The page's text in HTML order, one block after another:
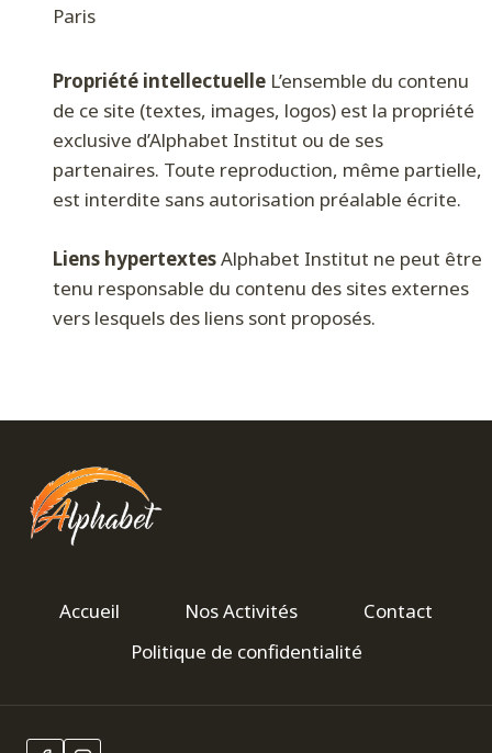
Paris
Propriété intellectuelle L’ensemble du contenu
de ce site (textes, images, logos) est la propriété
exclusive d’Alphabet Institut ou de ses
partenaires. Toute reproduction, même partielle,
est interdite sans autorisation préalable écrite.
Liens hypertextesAlphabet Institut ne peut être
tenu responsable du contenu des sites externes
vers lesquels des liens sont proposés.
Accueil Nos Activités
Contact
Politique de confidentialité